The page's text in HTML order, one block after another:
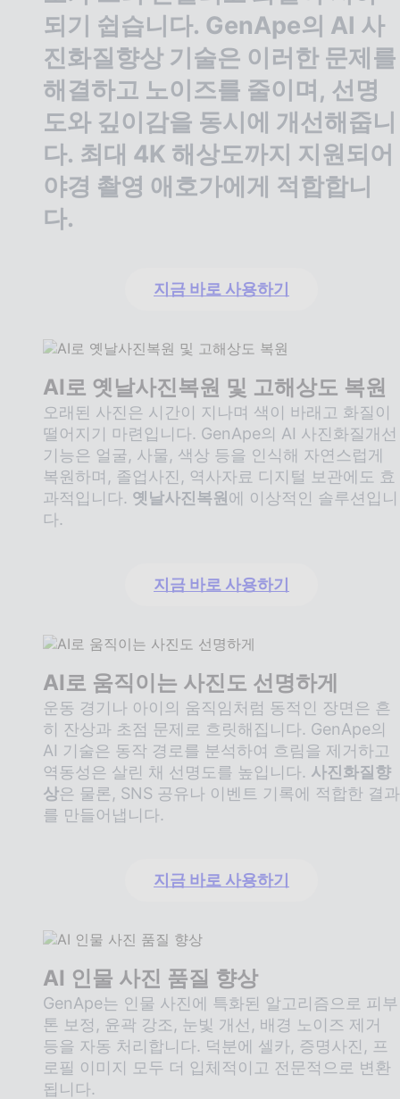
되기 쉽습니다. GenApe의 AI 사
진화질향상 기술은 이러한 문제를
해결하고 노이즈를 줄이며, 선명
도와 깊이감을 동시에 개선해줍니
다. 최대 4K 해상도까지 지원되어
야경 촬영 애호가에게 적합합니
다.
지금 바로 사용하기
AI로 옛날사진복원 및 고해상도 복원
오래된 사진은 시간이 지나며 색이 바래고 화질이
떨어지기 마련입니다. GenApe의 AI 사진화질개선
기능은 얼굴, 사물, 색상 등을 인식해 자연스럽게
복원하며, 졸업사진, 역사자료 디지털 보관에도 효
과적입니다. 옛날사진복원에 이상적인 솔루션입니
다.
지금 바로 사용하기
AI로 움직이는 사진도 선명하게
운동 경기나 아이의 움직임처럼 동적인 장면은 흔
히 잔상과 초점 문제로 흐릿해집니다. GenApe의
AI 기술은 동작 경로를 분석하여 흐림을 제거하고
역동성은 살린 채 선명도를 높입니다. 사진화질향
상은 물론, SNS 공유나 이벤트 기록에 적합한 결과
를 만들어냅니다.
지금 바로 사용하기
AI 인물 사진 품질 향상
GenApe는 인물 사진에 특화된 알고리즘으로 피부
톤 보정, 윤곽 강조, 눈빛 개선, 배경 노이즈 제거
등을 자동 처리합니다. 덕분에 셀카, 증명사진, 프
로필 이미지 모두 더 입체적이고 전문적으로 변환
됩니다.